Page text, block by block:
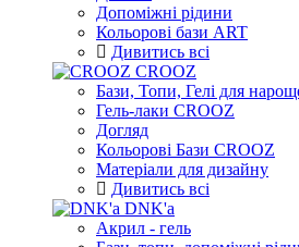
Допоміжні рідини
Кольорові бази ART
Дивитись всі
CROOZ
Бази, Топи, Гелі для
Гель-лаки CROOZ
Догляд
Кольорові Бази CROOZ
Матеріали для дизайну
Дивитись всі
DNK'a
Акрил - гель